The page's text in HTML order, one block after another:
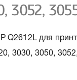
3052,
Q2612L для
3030, 3050,